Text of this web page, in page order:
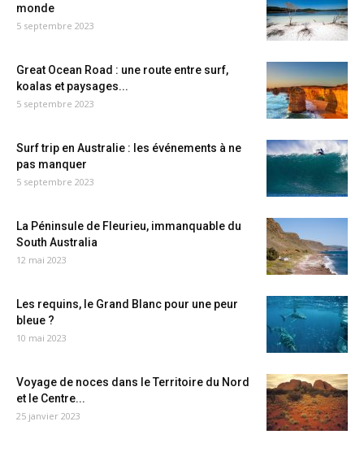
monde
5 septembre 2023
Great Ocean Road : une route entre surf,
koalas et paysages...
5 septembre 2023
Surf trip en Australie : les événements à ne
pas manquer
5 septembre 2023
La Péninsule de Fleurieu, immanquable du
South Australia
12 mai 2023
Les requins, le Grand Blanc pour une peur
bleue ?
10 mai 2023
Voyage de noces dans le Territoire du Nord
et le Centre...
25 janvier 2023